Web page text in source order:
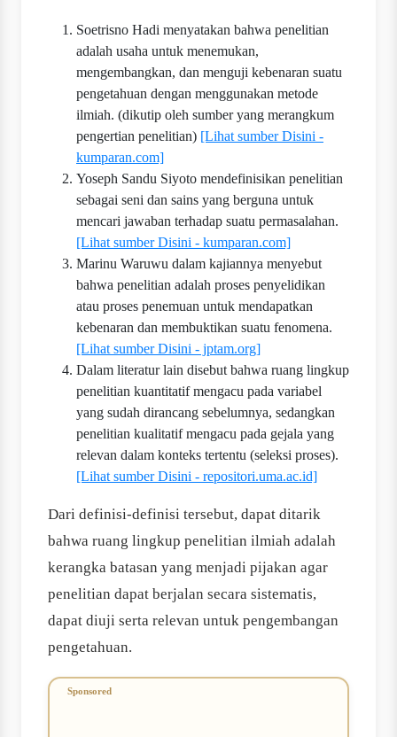
Soetrisno Hadi menyatakan bahwa penelitian
adalah usaha untuk menemukan,
mengembangkan, dan menguji kebenaran suatu
pengetahuan dengan menggunakan metode
ilmiah. (di­kutip oleh sumber yang merangkum
pengertian penelitian) [Lihat sumber Disini -
kumparan.com]
Yoseph Sandu Siyoto mendefinisikan penelitian
sebagai seni dan sains yang berguna untuk
mencari jawaban terhadap suatu permasalahan.
[Lihat sumber Disini - kumparan.com]
Marinu Waruwu dalam kajiannya menyebut
bahwa penelitian adalah proses penyelidikan
atau proses penemuan untuk mendapatkan
kebenaran dan membuktikan suatu fenomena.
[Lihat sumber Disini - jptam.org]
Dalam literatur lain disebut bahwa ruang lingkup
penelitian kuantitatif mengacu pada variabel
yang sudah dirancang sebelumnya, sedangkan
penelitian kualitatif mengacu pada gejala yang
relevan dalam konteks tertentu (seleksi proses).
[Lihat sumber Disini - repositori.uma.ac.id]
Dari definisi-definisi tersebut, dapat ditarik
bahwa ruang lingkup penelitian ilmiah adalah
kerangka batasan yang menjadi pijakan agar
penelitian dapat berjalan secara sistematis,
dapat diuji serta relevan untuk pengembangan
pengetahuan.